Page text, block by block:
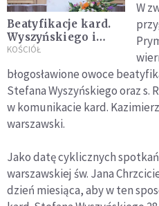
Beatyfikacje kard.
Wyszyńskiego i
matki Róży Czackiej
Opatrzności Bożej w
Warszawie
KOŚCIÓŁ
W
błogosławione owoce
Stefana Wyszyńskiego oraz s.
w komunikacie kard.
warszawski.
Jako datę cyklicznych
warszawskiej św. Jana
dzień miesiąca, aby w ten